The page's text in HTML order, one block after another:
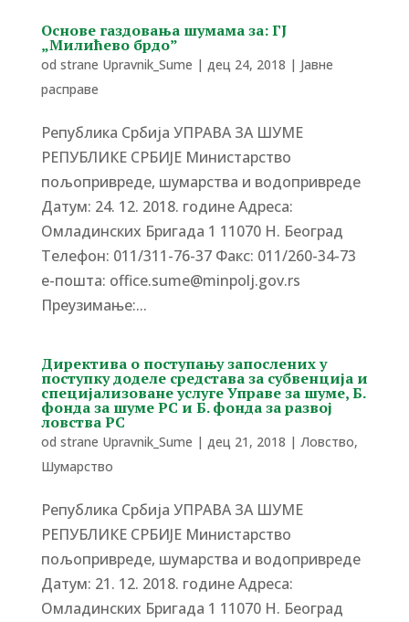
Основe газдовања шумама за: ГЈ
„Милићево брдо”
od strane Upravnik_Sume | дец 24, 2018 | Јавне
расправе
Република Србија УПРАВА ЗА ШУМЕ
РЕПУБЛИКЕ СРБИЈЕ Министарство
пољопривреде, шумарства и водопривреде
Датум: 24. 12. 2018. године Адреса:
Омладинских Бригада 1 11070 Н. Београд
Tелефон: 011/311-76-37 Факс: 011/260-34-73
е-пошта: office.sume@minpolj.gov.rs
Преузимање:...
Директива о поступању запослених у
поступку доделе средстава за субвенција и
специјализоване услуге Управе за шуме, Б.
фонда за шуме РС и Б. фонда за развој
ловства РС
od strane Upravnik_Sume | дец 21, 2018 | Ловство,
Шумарство
Република Србија УПРАВА ЗА ШУМЕ
РЕПУБЛИКЕ СРБИЈЕ Министарство
пољопривреде, шумарства и водопривреде
Датум: 21. 12. 2018. године Адреса:
Омладинских Бригада 1 11070 Н. Београд